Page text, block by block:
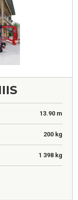
13.90 m
200 kg
1 398 kg